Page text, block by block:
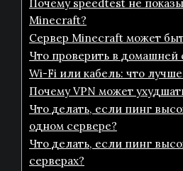
Почему speedtest не
Minecraft?
Сервер Minecraft может
Что проверить в домашней
Wi-Fi или кабель: что
Почему VPN может
Что делать, если пинг
одном сервере?
Что делать, если пинг
серверах?